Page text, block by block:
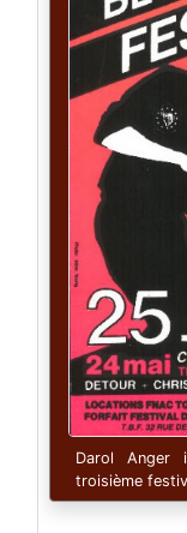
Darol Anger
troisième